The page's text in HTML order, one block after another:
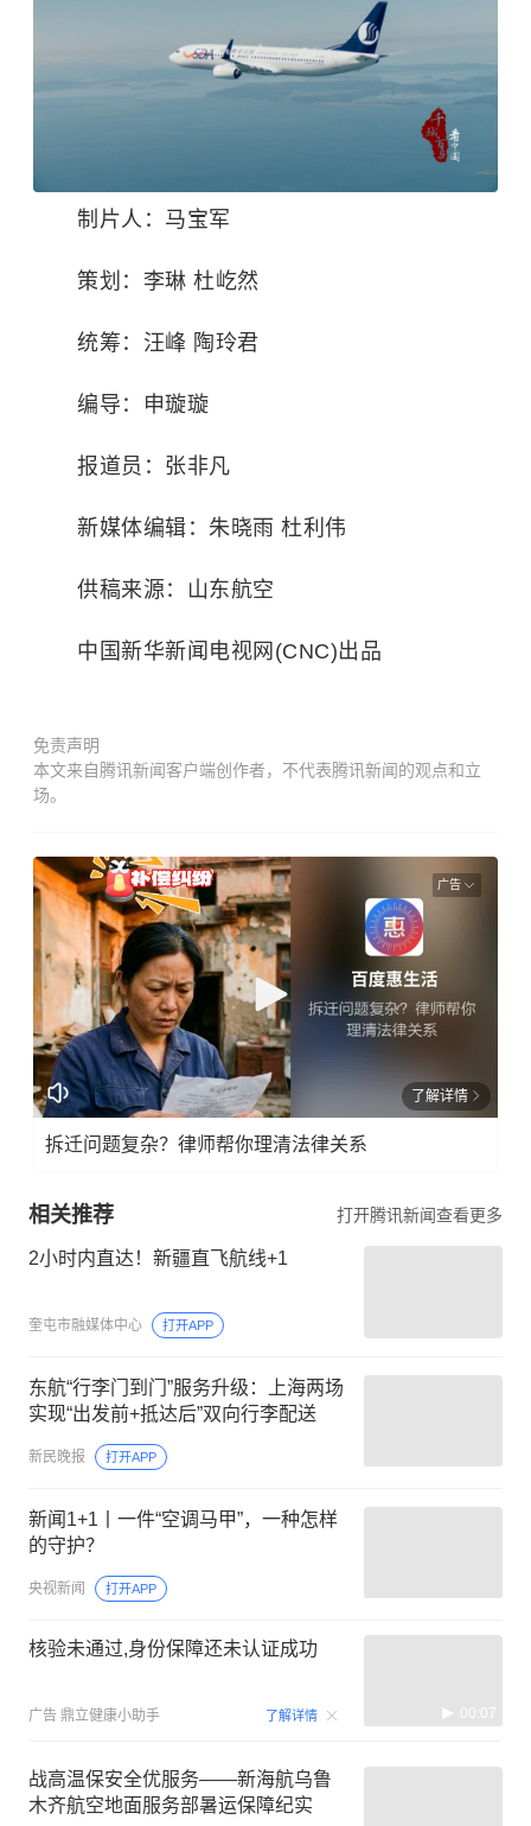
制片人：马宝军
策划：李琳 杜屹然
统筹： 汪峰 陶玲君
编导：申璇璇
报道员：张非凡
新媒体编辑：朱晓雨 杜利伟
供稿来源：山东航空
中国新华新闻电视网(CNC)出品
免责声明
本文来自腾讯新闻客户端创作者，不代表腾讯新闻的观点和立
场。
广告
了解详情
拆迁问题复杂？律师帮你理清法律关系
相关推荐 打开腾讯新闻查看更多
2小时内直达！新疆直飞航线+1
奎屯市融媒体中心 打开APP
东航“行李门到门”服务升级：上海两场
实现“出发前+抵达后”双向行李配送
新民晚报 打开APP
新闻1+1丨一件“空调马甲”，一种怎样
的守护？
央视新闻 打开APP
核验未通过,身份保障还未认证成功
广告 鼎立健康小助手 了解详情 00:07
战高温保安全优服务——新海航乌鲁
木齐航空地面服务部暑运保障纪实